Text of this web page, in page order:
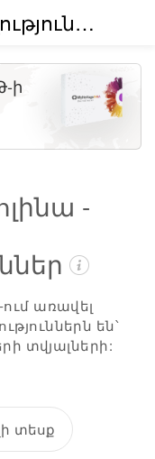
Էթնիկ պատկանելություններն աշխարհում (բետա)
-
առավել
են՝
տվյալների:
ի
տեսք